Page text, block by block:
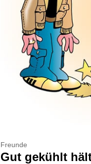
Freunde
Gut gekühlt